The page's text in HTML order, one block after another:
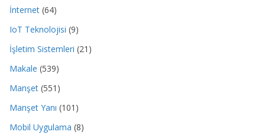
İnternet (64)
IoT Teknolojisi (9)
İşletim Sistemleri (21)
Makale (539)
Manşet (551)
Manşet Yanı (101)
Mobil Uygulama (8)